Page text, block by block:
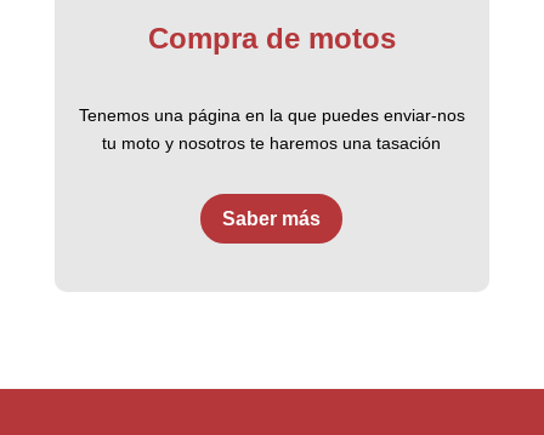
Compra de motos
Tenemos una página en la que puedes enviar-nos
tu moto y nosotros te haremos una tasación
Saber más